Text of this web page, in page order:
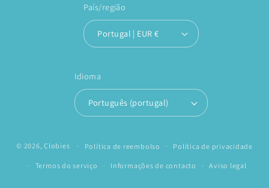
País/região
Portugal | EUR €
Idioma
Português (portugal)
© 2026,Clobies Política de reembolso Política de privacidade
Termos do serviço Informações de contacto Aviso legal